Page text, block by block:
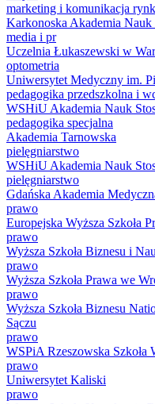
marketing i komunikacja
Karkonoska Akademia
media i pr
Uczelnia Łukaszewski w
optometria
Uniwersytet Medyczny im.
pedagogika przedszkolna i
WSHiU Akademia Nauk
pedagogika specjalna
Akademia Tarnowska
pielęgniarstwo
WSHiU Akademia Nauk
pielęgniarstwo
Gdańska Akademia
prawo
Europejska Wyższa Szkoła
prawo
Wyższa Szkoła Biznesu i
prawo
Wyższa Szkoła Prawa we
prawo
Wyższa Szkoła Biznesu
Sączu
prawo
WSPiA Rzeszowska Szkoła
prawo
Uniwersytet Kaliski
prawo